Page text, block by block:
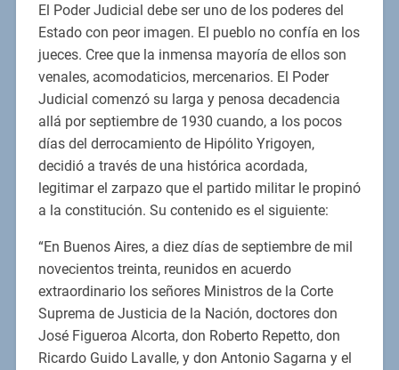
El Poder Judicial debe ser uno de los poderes del
Estado con peor imagen. El pueblo no confía en los
jueces. Cree que la inmensa mayoría de ellos son
venales, acomodaticios, mercenarios. El Poder
Judicial comenzó su larga y penosa decadencia
allá por septiembre de 1930 cuando, a los pocos
días del derrocamiento de Hipólito Yrigoyen,
decidió a través de una histórica acordada,
legitimar el zarpazo que el partido militar le propinó
a la constitución. Su contenido es el siguiente:
“En Buenos Aires, a diez días de septiembre de mil
novecientos treinta, reunidos en acuerdo
extraordinario los señores Ministros de la Corte
Suprema de Justicia de la Nación, doctores don
José Figueroa Alcorta, don Roberto Repetto, don
Ricardo Guido Lavalle, y don Antonio Sagarna y el